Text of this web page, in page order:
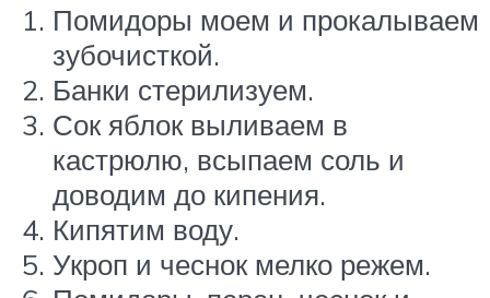
Помидоры моем и прокалываем
зубочисткой.
Банки стерилизуем.
Сок яблок выливаем в
кастрюлю, всыпаем соль и
доводим до кипения.
Кипятим воду.
Укроп и чеснок мелко режем.